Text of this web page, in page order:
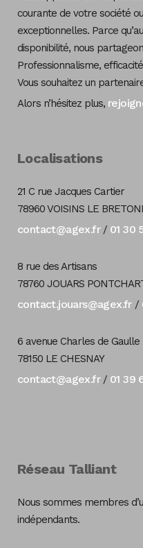
courante de votre société
exceptionnelles. Parce
disponibilité, nous
Professionnalisme,
Vous souhaitez un
Alors n’hésitez plus,
Localisations
21 C rue Jacques Cartier
78960 VOISINS LE
contact@agex.fr/ 01 30
8 rue des Artisans
78760 JOUARS
contact.jouars@agex.fr/
6 avenue Charles de
78150 LE CHESNAY
contact@agex.fr/ 01 39
Réseau Talliant
Nous sommes membres
indépendants.